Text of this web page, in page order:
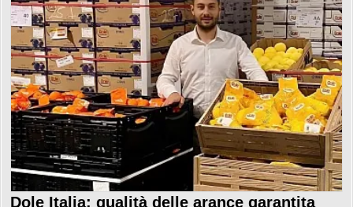
Dole Italia: qualità delle arance garantita